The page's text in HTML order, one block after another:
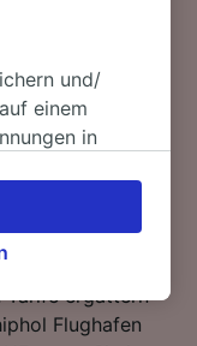
zurücklegen.
Flughafen
mal umsteigen.
Amsterdam
- mit den
Ihr Ziel in nur 1
Sie
Tarife ergattern
Flughafen
und/
einem
in
der